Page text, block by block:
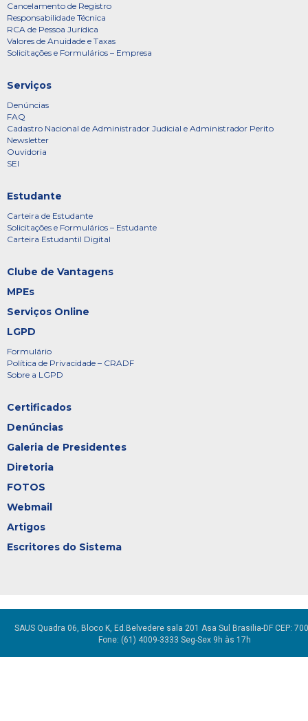
Cancelamento de Registro
Responsabilidade Técnica
RCA de Pessoa Jurídica
Valores de Anuidade e Taxas
Solicitações e Formulários – Empresa
Serviços
Denúncias
FAQ
Cadastro Nacional de Administrador Judicial e Administrador Perito
Newsletter
Ouvidoria
SEI
Estudante
Carteira de Estudante
Solicitações e Formulários – Estudante
Carteira Estudantil Digital
Clube de Vantagens
MPEs
Serviços Online
LGPD
Formulário
Política de Privacidade – CRADF
Sobre a LGPD
Certificados
Denúncias
Galeria de Presidentes
Diretoria
FOTOS
Webmail
Artigos
Escritores do Sistema
SAUS Quadra 06, Bloco K, Ed.Belvedere sala 201 Asa Sul Brasilia-DF CEP:
Fone: (61) 4009-3333 Seg-Sex 9h às 17h